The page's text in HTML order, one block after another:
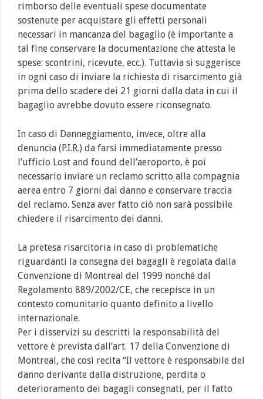
rimborso delle eventuali spese documentate
sostenute per acquistare gli effetti personali
necessari in mancanza del bagaglio (è importante a
tal fine conservare la documentazione che attesta le
spese: scontrini, ricevute, ecc.). Tuttavia si suggerisce
in ogni caso di inviare la richiesta di risarcimento già
prima dello scadere dei 21 giorni dalla data in cui il
bagaglio avrebbe dovuto essere riconsegnato.
In caso di Danneggiamento, invece, oltre alla
denuncia (P.I.R.) da farsi immediatamente presso
l’ufficio Lost and found dell’aeroporto, è poi
necessario inviare un reclamo scritto alla compagnia
aerea entro 7 giorni dal danno e conservare traccia
del reclamo. Senza aver fatto ciò non sarà possibile
chiedere il risarcimento dei danni.
La pretesa risarcitoria in caso di problematiche
riguardanti la consegna dei bagagli è regolata dalla
Convenzione di Montreal del 1999 nonché dal
Regolamento 889/2002/CE, che recepisce in un
contesto comunitario quanto definito a livello
internazionale.
Per i disservizi su descritti la responsabilità del
vettore è prevista dall’art. 17 della Convenzione di
Montreal, che così recita “Il vettore è responsabile del
danno derivante dalla distruzione, perdita o
deterioramento dei bagagli consegnati, per il fatto